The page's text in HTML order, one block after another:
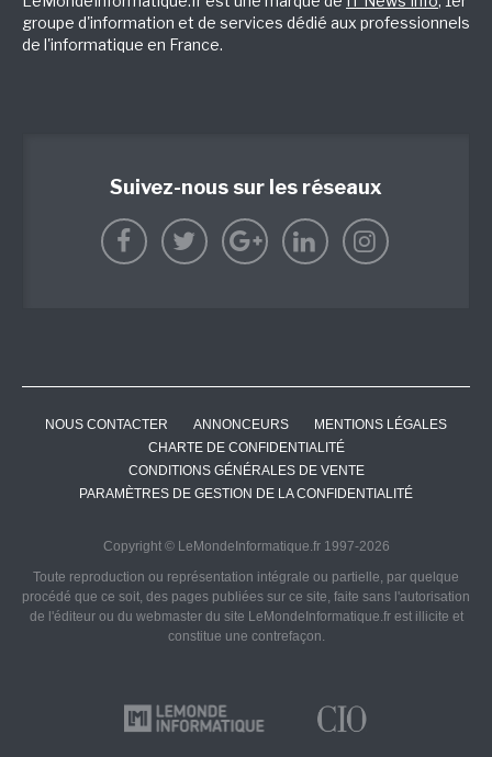
groupe d'information et de services dédié aux professionnels
de l'informatique en France.
Suivez-nous sur les réseaux
NOUS CONTACTER ANNONCEURS
MENTIONS LÉGALES
CHARTE DE CONFIDENTIALITÉ
CONDITIONS GÉNÉRALES DE VENTE
PARAMÈTRES DE GESTION DE LA CONFIDENTIALITÉ
Copyright © LeMondeInformatique.fr 1997-2026
Toute reproduction ou représentation intégrale ou partielle, par quelque
procédé que ce soit, des pages publiées sur ce site, faite sans l'autorisation
de l'éditeur ou du webmaster du site LeMondeInformatique.fr est illicite et
constitue une contrefaçon.